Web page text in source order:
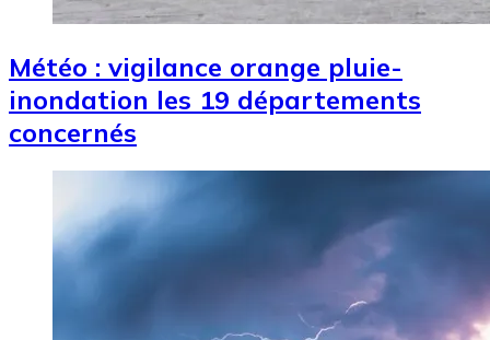
Météo : vigilance orange pluie-
inondation les 19 départements
concernés